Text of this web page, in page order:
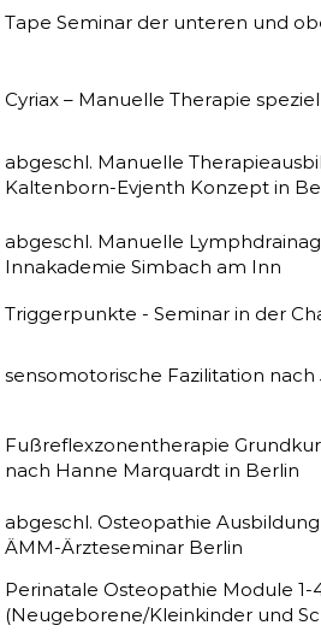
Tape Seminar der unteren und
Cyriax – Manuelle Therapie
abgeschl. Manuelle
Kaltenborn-Evjenth Konzept in
abgeschl. Manuelle
Innakademie Simbach am Inn
Triggerpunkte - Seminar in der
Fußreflexzonentherapie
nach Hanne Marquardt in Berlin
sensomotorische Fazilitation
abgeschl. Osteopathie
ÄMM-Ärzteseminar Berlin
Perinatale Osteopathie Module 1-
(Neugeborene/Kleinkinder und